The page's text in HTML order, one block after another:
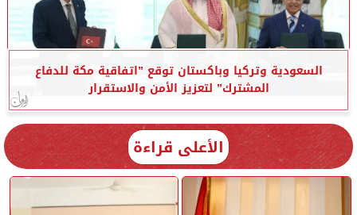
السعودية وتركيا وباكستان توقع ”اتفاقية مكة للدفاع
المشترك” لتعزيز الأمن والاستقرار
الأعلى قراءة